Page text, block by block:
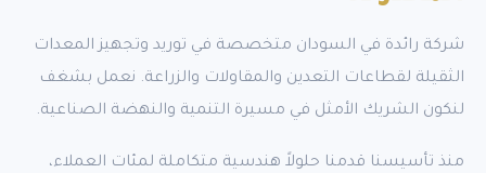
شركة رائدة في السودان متخصصة في توريد وتجهيز المعدات
الثقيلة لقطاعات التعدين والمقاولات والزراعة. نعمل بشغف
لنكون الشريك الأمثل في مسيرة التنمية والنهضة الصناعية.
منذ تأسيسنا قدمنا حلولاً هندسية متكاملة لمئات العملاء،